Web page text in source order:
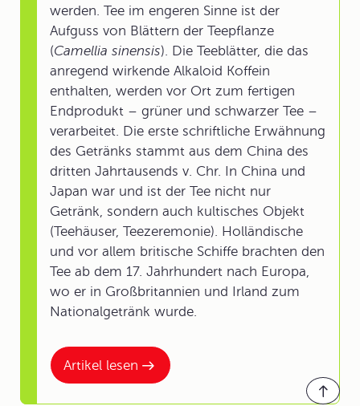
Artikel lesen
werden. Tee im engeren Sinne ist der
Aufguss von Blättern der Teepflanze
(Camellia sinensis). Die Teeblätter, die das
anregend wirkende Alkaloid Koffein
enthalten, werden vor Ort zum fertigen
Endprodukt – grüner und schwarzer Tee –
verarbeitet. Die erste schriftliche Erwähnung
des Getränks stammt aus dem China des
dritten Jahrtausends v. Chr. In China und
Japan war und ist der Tee nicht nur
Getränk, sondern auch kultisches Objekt
(Teehäuser, Teezeremonie). Holländische
und vor allem britische Schiffe brachten den
Tee ab dem 17. Jahrhundert nach Europa,
wo er in Großbritannien und Irland zum
Nationalgetränk wurde.